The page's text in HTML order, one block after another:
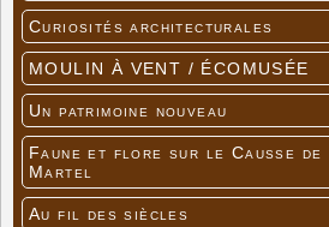
Curiosités architecturales
MOULIN À VENT / ÉCOMUSÉE
Un patrimoine nouveau
Faune et flore sur le Causse de
Martel
Au fil des siècles